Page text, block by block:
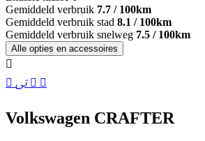
Gemiddeld verbruik 7.7 / 100km
Gemiddeld verbruik stad 8.1 / 100km
Gemiddeld verbruik snelweg 7.5 / 100km
Alle opties en accessoires
Volkswagen CRAFTER